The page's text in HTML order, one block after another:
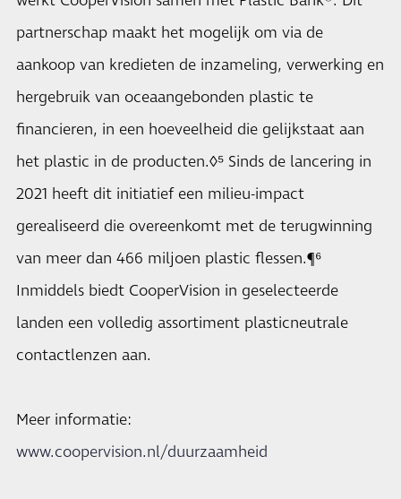
partnerschap maakt het mogelijk om via de
aankoop van kredieten de inzameling, verwerking en
hergebruik van oceaangebonden plastic te
financieren, in een hoeveelheid die gelijkstaat aan
het plastic in de producten.◊⁵ Sinds de lancering in
2021 heeft dit initiatief een milieu-impact
gerealiseerd die overeenkomt met de terugwinning
van meer dan 466 miljoen plastic flessen.¶⁶
Inmiddels biedt CooperVision in geselecteerde
landen een volledig assortiment plasticneutrale
contactlenzen aan.
Meer informatie:
www.coopervision.nl/duurzaamheid